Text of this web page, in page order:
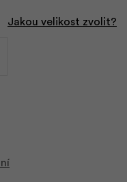
Jakou velikost zvolit?